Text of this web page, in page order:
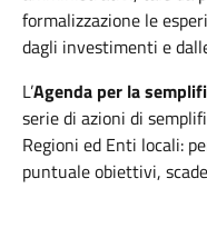
formalizzazione le
dagli investimenti e
L’Agenda per la
serie di azioni di
Regioni ed Enti locali:
puntuale obiettivi,